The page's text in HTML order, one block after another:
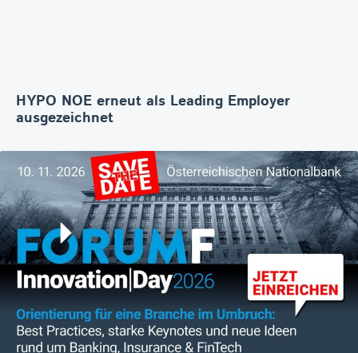
HYPO NOE erneut als Leading Employer
ausgezeichnet